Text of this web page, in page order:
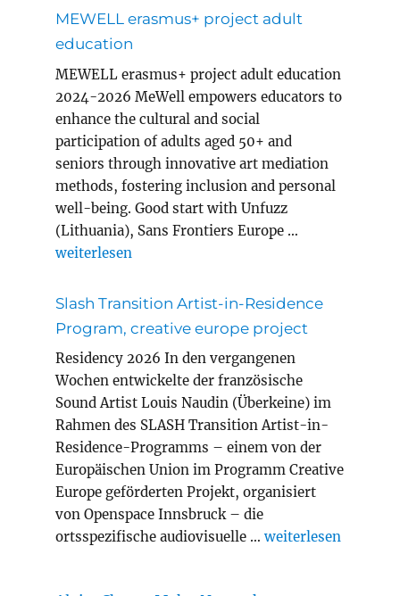
MEWELL erasmus+ project adult
education
MEWELL erasmus+ project adult education
2024-2026 MeWell empowers educators to
enhance the cultural and social
participation of adults aged 50+ and
seniors through innovative art mediation
methods, fostering inclusion and personal
well-being. Good start with Unfuzz
(Lithuania), Sans Frontiers Europe …
„MEWELL erasmus+ project adult education“
weiterlesen
Slash Transition Artist-in-Residence
Program, creative europe project
Residency 2026 In den vergangenen
Wochen entwickelte der französische
Sound Artist Louis Naudin (Überkeine) im
Rahmen des SLASH Transition Artist-in-
Residence-Programms – einem von der
Europäischen Union im Programm Creative
Europe geförderten Projekt, organisiert
von Openspace Innsbruck – die
ortsspezifische audiovisuelle …„Slash Transition
weiterlesen